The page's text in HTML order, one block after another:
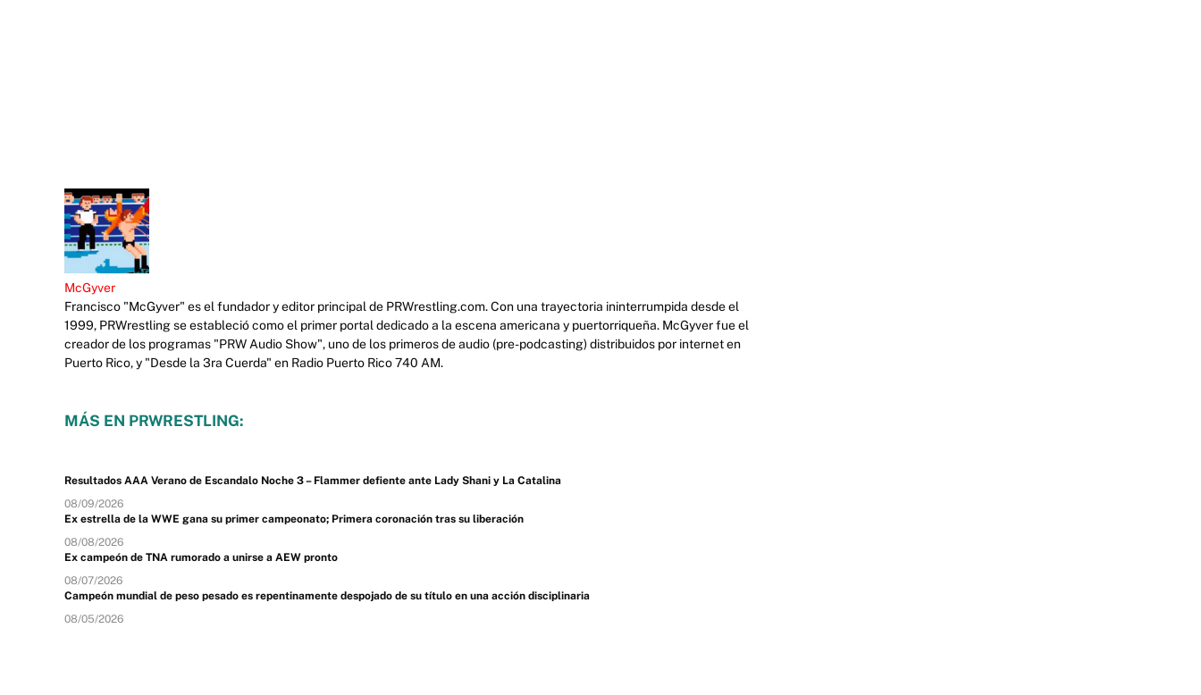
McGyver
Francisco "McGyver" es el fundador y editor principal de PRWrestling.com. Con una trayectoria ininterrumpida desde el
1999, PRWrestling se estableció como el primer portal dedicado a la escena americana y puertorriqueña. McGyver fue el
creador de los programas "PRW Audio Show", uno de los primeros de audio (pre-podcasting) distribuidos por internet en
Puerto Rico, y "Desde la 3ra Cuerda" en Radio Puerto Rico 740 AM.
MÁS EN PRWRESTLING:
Resultados AAA Verano de Escandalo Noche 3 – Flammer defiente ante Lady Shani y La Catalina
08/09/2026
Ex estrella de la WWE gana su primer campeonato; Primera coronación tras su liberación
08/08/2026
Ex campeón de TNA rumorado a unirse a AEW pronto
08/07/2026
Campeón mundial de peso pesado es repentinamente despojado de su título en una acción disciplinaria
08/05/2026